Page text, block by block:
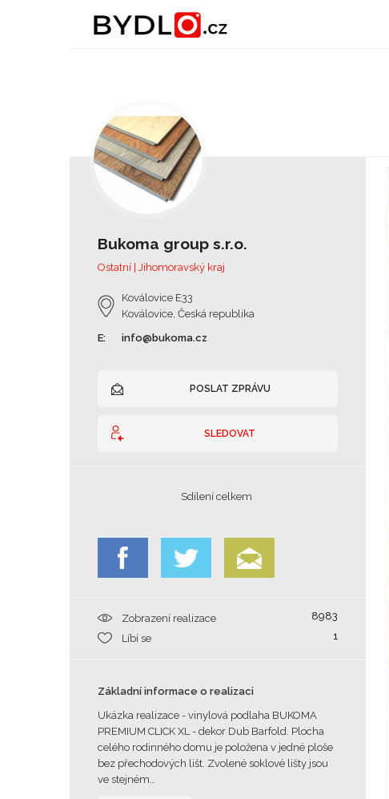
Bukoma group s.r.o.
Ostatní | Jihomoravský kraj
Koválovice E33
Koválovice, Česká republika
E:
info@bukoma.cz
POSLAT ZPRÁVU
SLEDOVAT
Sdílení celkem
Zobrazení realizace
8983
Líbí se
1
Základní informace o realizaci
Ukázka realizace - vinylová podlaha BUKOMA
PREMIUM CLICK XL - dekor Dub Barfold. Plocha
celého rodinného domu je položena v jedné ploše
bez přechodových lišt. Zvolené soklové lišty jsou
ve stejném…